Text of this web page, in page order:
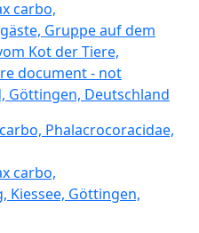
Phalacrocoracidae,